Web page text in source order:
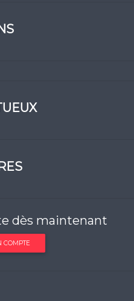
dès maintenant
COMPTE